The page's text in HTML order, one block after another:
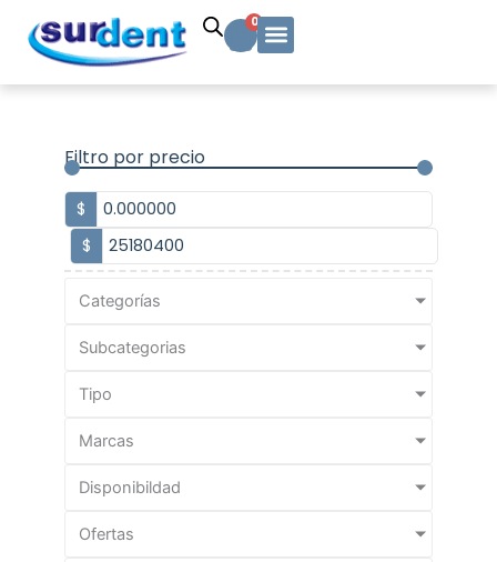
contenido
0
Carrito
Filtro por precio
$
$
Categorías
Subcategorias
Tipo
Marcas
Disponibildad
Ofertas